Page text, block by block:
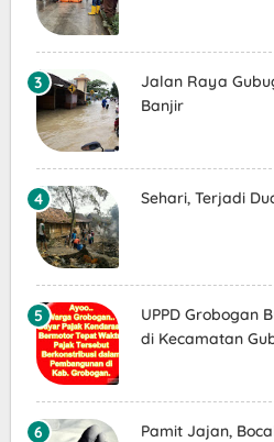
Jalan Raya
Banjir
Sehari, Terjadi
UPPD Grobogan
di Kecamatan
Pamit Jajan,